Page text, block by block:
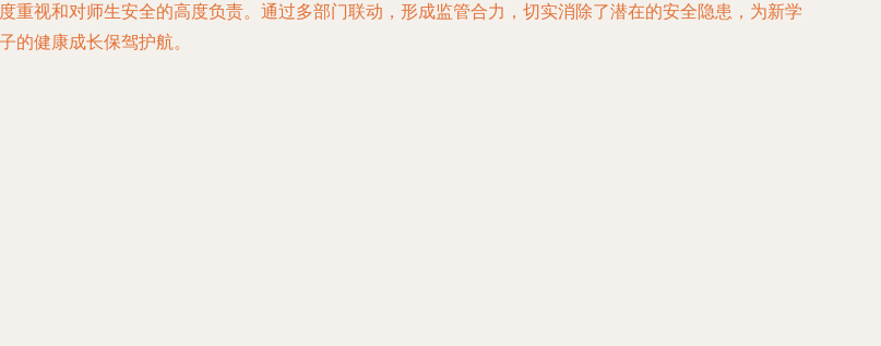
重视和对师生安全的高度负责。通过多部门联动，形成监管合力，切实消除了潜在的安全隐患，为新学
的健康成长保驾护航。